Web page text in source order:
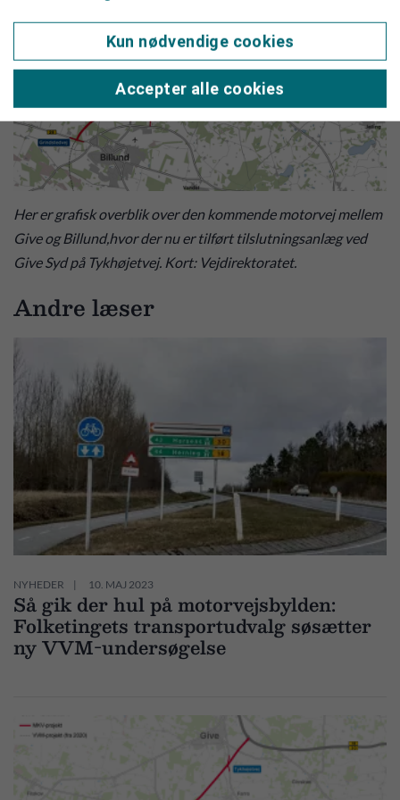
Her er grafisk overblik over den kommende motorvej mellem
Give og Billund,hvor der nu er tilført tilslutningsanlæg ved
Give Syd på Tykhøjetvej. Kort: Vejdirektoratet.
Andre læser
NYHEDER 10. MAJ 2023
Så gik der hul på motorvejsbylden:
Folketingets transportudvalg søsætter
ny VVM-undersøgelse
Kun nødvendige cookies
Accepter alle cookies